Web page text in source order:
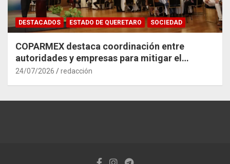
DESTACADOS ESTADO DE QUERETARO SOCIEDAD
COPARMEX destaca coordinación entre
autoridades y empresas para mitigar el
impacto del Tren México–Querétaro
24/07/2026 redacción